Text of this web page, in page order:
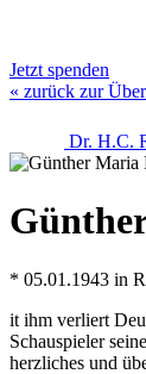
Jetzt spenden
« zurück zur
Dr. H.C.
* 05.01.1943 in
it ihm verliert
Schauspieler
herzliches und